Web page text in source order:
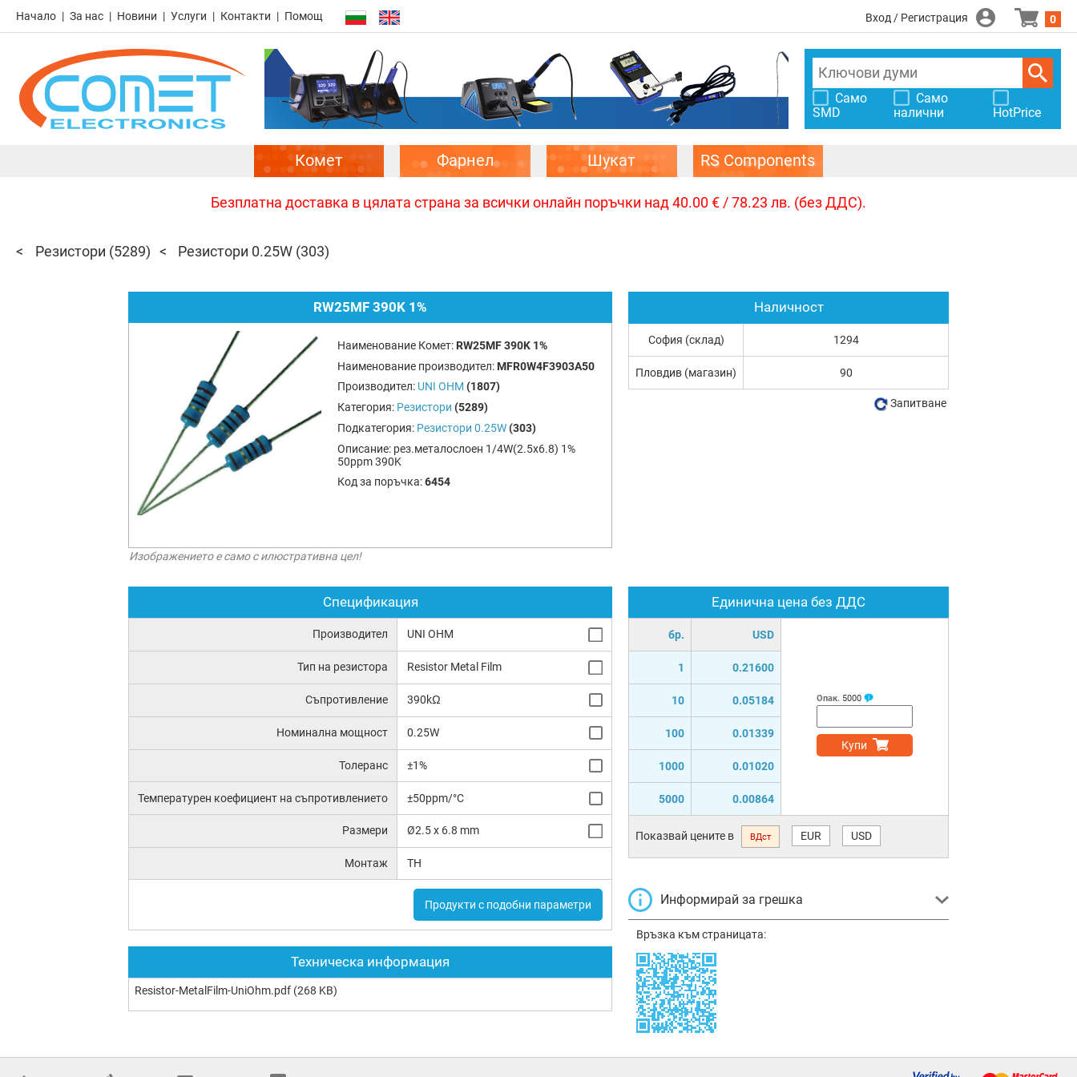
Начало За нас Новини Услуги Контакти Помощ Вход / Регистрация 0
Само
SMD
Само
налични
HotPrice
Комет Фарнел Шукат RS Components
Безплатна доставка в цялата страна за всички онлайн поръчки над 40.00 € / 78.23 лв. (без ДДС).
Резистори (5289) Резистори 0.25W (303)
RW25MF 390K 1%
Наименование Комет: RW25MF 390K 1%
Наименование производител: MFR0W4F3903A50
Производител: UNI OHM (1807)
Категория: Резистори (5289)
Подкатегория: Резистори 0.25W (303)
Описание: рез.металослоен 1/4W(2.5x6.8) 1%
50ppm 390K
Код за поръчка:6454
Изображението е само с илюстративна цел!
Спецификация
Производител UNI OHM
Тип на резистора Resistor Metal Film
Съпротивление 390kΩ
Номинална мощност 0.25W
Толеранс ±1%
Температурен коефициент на съпротивлението ±50ppm/°C
Размери Ø2.5 x 6.8 mm
Монтаж TH
Продукти с подобни параметри
Техническа информация
Resistor-MetalFilm-UniOhm.pdf (268 KB)
Единична цена без ДДС
бр. USD
1 0.21600
10 0.05184
100 0.01339
1000 0.01020
5000 0.00864
Опак. 5000
Купи
Показвай цените в ВДст EUR USD
Информирай за грешка
Връзка към страницата:
Наличност
София (склад) 1294
Пловдив (магазин) 90
Запитване